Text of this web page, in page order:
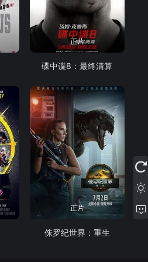
正片
碟中谍8：最终清算
正片
侏罗纪世界：重生